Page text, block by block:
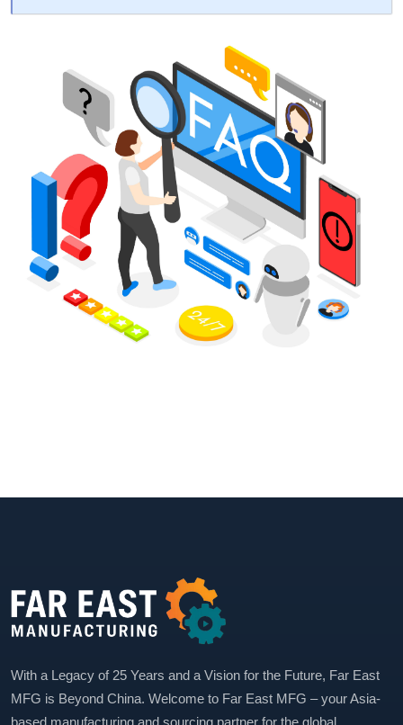
With a Legacy of 25 Years and a Vision for the Future, Far East
MFG is Beyond China. Welcome to Far East MFG – your Asia-
based manufacturing and sourcing partner for the global